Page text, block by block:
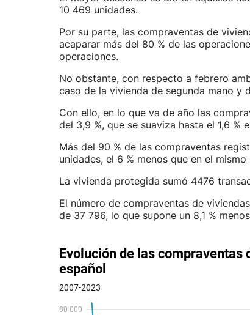
10 469 unidades.
Por su parte, las compraventas de
acaparar más del 80 % de las
operaciones.
No obstante, con respecto a febrero
caso de la vivienda de segunda mano y
Con ello, en lo que va de año las
del 3,9 %, que se suaviza hasta el 1,6 %
Más del 90 % de las compraventas
unidades, el 6 % menos que en el
La vivienda protegida sumó 4476
El número de compraventas de
de 37 796, lo que supone un 8,1 %